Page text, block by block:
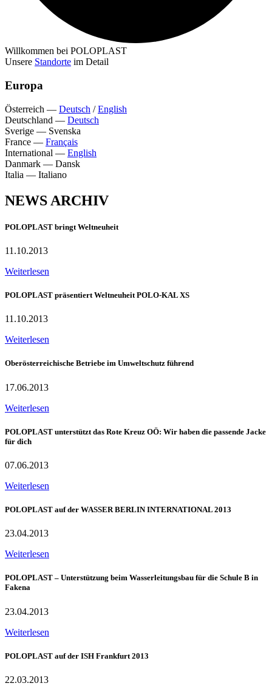
Willkommen bei POLOPLAST
Unsere Standorte im Detail
Europa
Österreich — Deutsch /English
Deutschland — Deutsch
Sverige — Svenska
France — Français
International — English
Danmark — Dansk
Italia — Italiano
NEWS ARCHIV
POLOPLAST bringt Weltneuheit
11.10.2013
Weiterlesen
POLOPLAST präsentiert Weltneuheit POLO-KAL XS
11.10.2013
Weiterlesen
Oberösterreichische Betriebe im Umweltschutz führend
17.06.2013
Weiterlesen
POLOPLAST unterstützt das Rote Kreuz OÖ: Wir haben die passende Jacke
für dich
07.06.2013
Weiterlesen
POLOPLAST auf der WASSER BERLIN INTERNATIONAL 2013
23.04.2013
Weiterlesen
POLOPLAST – Unterstützung beim Wasserleitungsbau für die Schule B in
Fakena
23.04.2013
Weiterlesen
POLOPLAST auf der ISH Frankfurt 2013
22.03.2013